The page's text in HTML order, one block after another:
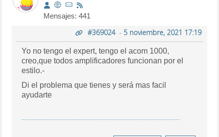
Mensajes: 441
#369024- 5 noviembre, 2021 17:19
Yo no tengo el expert, tengo el acom 1000,
creo,que todos amplificadores funcionan por el
estilo.-
Di el problema que tienes y será mas facil
ayudarte